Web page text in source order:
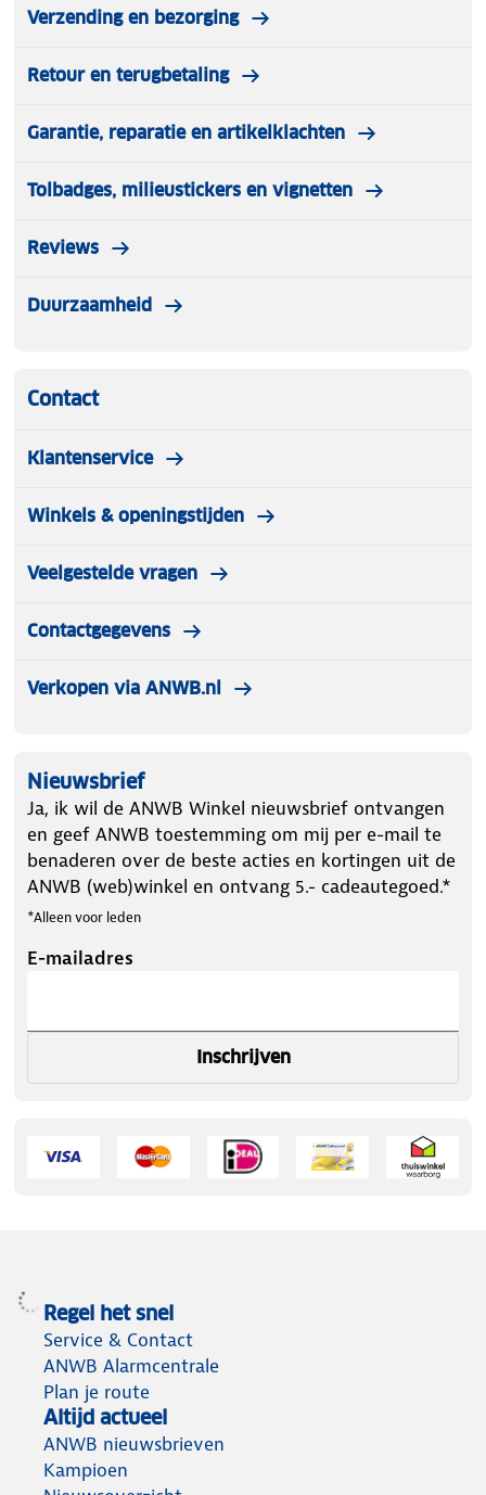
Verzending en bezorging
Retour en terugbetaling
Garantie, reparatie en artikelklachten
Tolbadges, milieustickers en vignetten
Reviews
Duurzaamheid
Contact
Klantenservice
Winkels & openingstijden
Veelgestelde vragen
Contactgegevens
Verkopen via ANWB.nl
Nieuwsbrief
Ja, ik wil de ANWB Winkel nieuwsbrief ontvangen
en geef ANWB toestemming om mij per e-mail te
benaderen over de beste acties en kortingen uit de
ANWB (web)winkel en ontvang 5.- cadeautegoed.*
*Alleen voor leden
E-mailadres
Inschrijven
Regel het snel
Service & Contact
ANWB Alarmcentrale
Plan je route
Altijd actueel
ANWB nieuwsbrieven
Kampioen